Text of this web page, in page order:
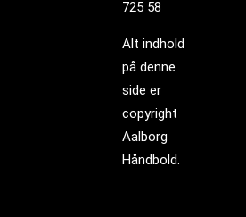
725 58
Alt indhold
på denne
side er
copyright
Aalborg
Håndbold.